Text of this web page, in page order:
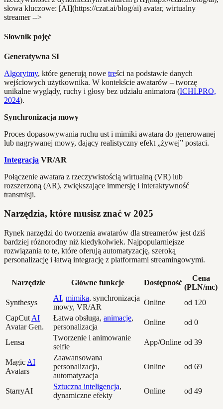
słowa kluczowe: [AI](https://czat.ai/blog/ai) avatar, wirtualny
streamer -->
Słownik pojęć
Generatywna SI
Algorytmy, które generują nowe treści na podstawie danych
wejściowych użytkownika. W kontekście awatarów – tworzę
unikalne wyglądy, ruchy i głosy bez udziału animatora (ICHI.PRO,
2024).
Synchronizacja mowy
Proces dopasowywania ruchu ust i mimiki awatara do generowanej
lub nagrywanej mowy, dający realistyczny efekt „żywej” postaci.
Integracja VR/AR
Połączenie awatara z rzeczywistością wirtualną (VR) lub
rozszerzoną (AR), zwiększające immersję i interaktywność
transmisji.
Narzędzia, które musisz znać w 2025
Rynek narzędzi do tworzenia awatarów dla streamerów jest dziś
bardziej różnorodny niż kiedykolwiek. Najpopularniejsze
rozwiązania to te, które oferują automatyzację, szeroką
personalizację i łatwą integrację z platformami streamingowymi.
Narzędzie Główne funkcje Dostępność
Cena
(PLN/mc)
Synthesys
AI, mimika, synchronizacja
mowy, VR/AR
Online
od 120
CapCut AI
Avatar Gen.
Łatwa obsługa, animacje,
personalizacja
Online od 0
Lensa
Tworzenie i animowanie
selfie
App/Online od 39
Magic AI
Avatars
Zaawansowana
personalizacja,
automatyzacja
Online od 69
StarryAI
Sztuczna inteligencja,
dynamiczne efekty
Online od 49